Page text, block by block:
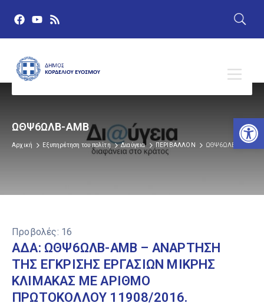
ΩΘΨ6ΩΛΒ-ΑΜΒ
Αρχική Εξυπηρέτηση του πολίτη Διαύγεια ΠΕΡΙΒΑΛΛΟΝ ΩΘΨ6ΩΛΒ-ΑΜΒ
Προβολές: 16
ΑΔΑ: ΩΘΨ6ΩΛΒ-ΑΜΒ – ΑΝΑΡΤΗΣΗ
ΤΗΣ ΕΓΚΡΙΣΗΣ ΕΡΓΑΣΙΩΝ ΜΙΚΡΗΣ
ΚΛΙΜΑΚΑΣ ΜΕ ΑΡΙΘΜΟ
ΠΡΩΤΟΚΟΛΛΟΥ 11908/2016.